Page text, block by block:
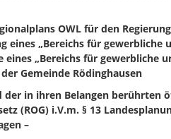
OWL für den
eines „Bereichs für gewerbliche
eines „Bereichs für gewerbliche
Gemeinde Rödinghausen
in ihren Belangen berührten
(ROG) i.V.m. § 13
–